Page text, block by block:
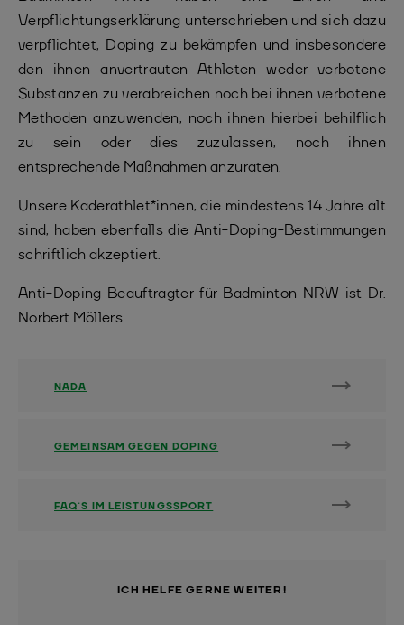
Verpflichtungserklärung unterschrieben und sich dazu
verpflichtet, Doping zu bekämpfen und insbesondere
den ihnen anvertrauten Athleten weder verbotene
Substanzen zu verabreichen noch bei ihnen verbotene
Methoden anzuwenden, noch ihnen hierbei behilflich
zu sein oder dies zuzulassen, noch ihnen
entsprechende Maßnahmen anzuraten.
Unsere Kaderathlet*innen, die mindestens 14 Jahre alt
sind, haben ebenfalls die Anti-Doping-Bestimmungen
schriftlich akzeptiert.
Anti-Doping Beauftragter für Badminton NRW ist Dr.
Norbert Möllers.
NADA
GEMEINSAM GEGEN DOPING
FAQ´S IM LEISTUNGSSPORT
ICH HELFE GERNE WEITER!